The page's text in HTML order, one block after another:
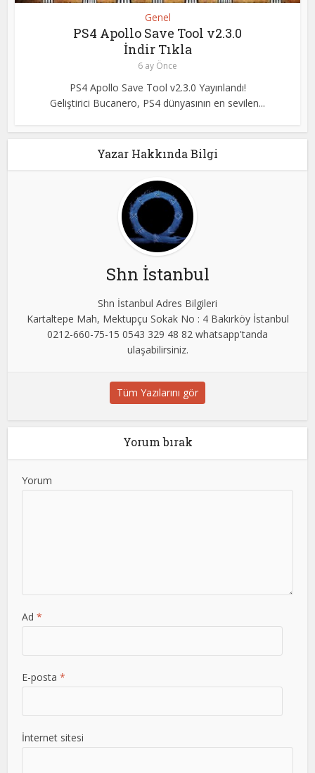
Genel
PS4 Apollo Save Tool v2.3.0
İndir Tıkla
6 ay Önce
PS4 Apollo Save Tool v2.3.0 Yayınlandı!
Geliştirici Bucanero, PS4 dünyasının en sevilen...
Yazar Hakkında Bilgi
Shn İstanbul
Shn İstanbul Adres Bilgileri
Kartaltepe Mah, Mektupçu Sokak No : 4 Bakırköy İstanbul
0212-660-75-15 0543 329 48 82 whatsapp'tanda
ulaşabilirsiniz.
Tüm Yazılarını gör
Yorum bırak
Yorum
Ad*
E-posta*
İnternet sitesi